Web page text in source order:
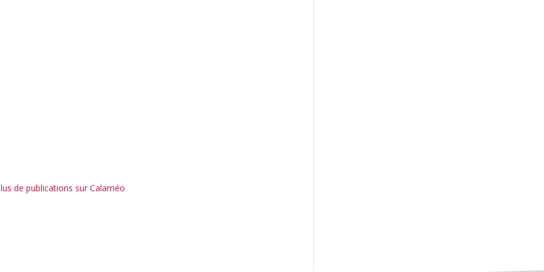
de publications sur Calaméo